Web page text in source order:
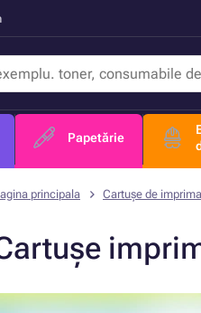
Papetărie
principala Cartușe de